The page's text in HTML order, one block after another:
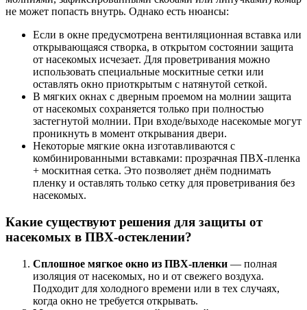
не может попасть внутрь. Однако есть нюансы:
Если в окне предусмотрена вентиляционная вставка или
открывающаяся створка, в открытом состоянии защита
от насекомых исчезает. Для проветривания можно
использовать специальные москитные сетки или
оставлять окно приоткрытым с натянутой сеткой.
В мягких окнах с дверным проемом на молнии защита
от насекомых сохраняется только при полностью
застегнутой молнии. При входе/выходе насекомые могут
проникнуть в момент открывания двери.
Некоторые мягкие окна изготавливаются с
комбинированными вставками: прозрачная ПВХ-пленка
+ москитная сетка. Это позволяет днём поднимать
пленку и оставлять только сетку для проветривания без
насекомых.
Какие существуют решения для защиты от
насекомых в ПВХ-остеклении?
Сплошное мягкое окно из ПВХ-пленки — полная
изоляция от насекомых, но и от свежего воздуха.
Подходит для холодного времени или в тех случаях,
когда окно не требуется открывать.